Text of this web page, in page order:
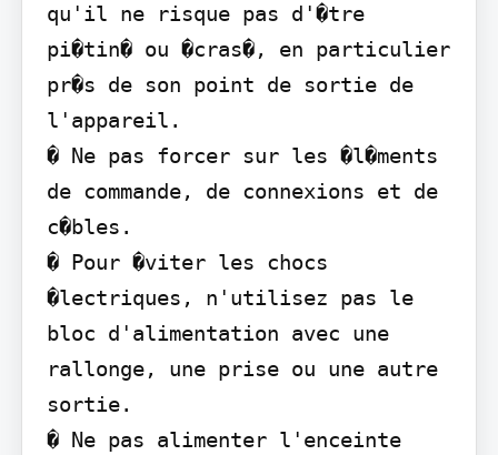
qu'il ne risque pas d'�tre
pi�tin� ou �cras�, en particulier
pr�s de son point de sortie de
l'appareil.
� Ne pas forcer sur les �l�ments
de commande, de connexions et de
c�bles.
� Pour �viter les chocs
�lectriques, n'utilisez pas le
bloc d'alimentation avec une
rallonge, une prise ou une autre
sortie.
� Ne pas alimenter l'enceinte